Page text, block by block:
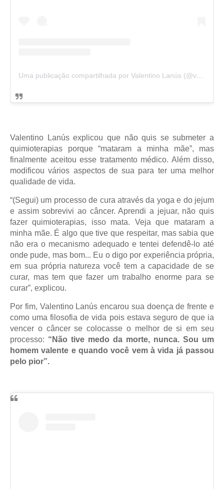
Uma publicação compartilhada por Valentino Lanús (@valentinolanus_)
Valentino Lanús explicou que não quis se submeter a
quimioterapias porque “mataram a minha mãe”, mas
finalmente aceitou esse tratamento médico. Além disso,
modificou vários aspectos de sua para ter uma melhor
qualidade de vida.
“(Segui) um processo de cura através da yoga e do jejum
e assim sobrevivi ao câncer. Aprendi a jejuar, não quis
fazer quimioterapias, isso mata. Veja que mataram a
minha mãe. É algo que tive que respeitar, mas sabia que
não era o mecanismo adequado e tentei defendê-lo até
onde pude, mas bom... Eu o digo por experiência própria,
em sua própria natureza você tem a capacidade de se
curar, mas tem que fazer um trabalho enorme para se
curar”, explicou.
Por fim, Valentino Lanús encarou sua doença de frente e
como uma filosofia de vida pois estava seguro de que ia
vencer o câncer se colocasse o melhor de si em seu
processo: “Não tive medo da morte, nunca. Sou um
homem valente e quando você vem à vida já passou
pelo pior”.